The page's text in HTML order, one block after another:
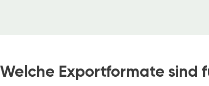
Welche Exportformate sind